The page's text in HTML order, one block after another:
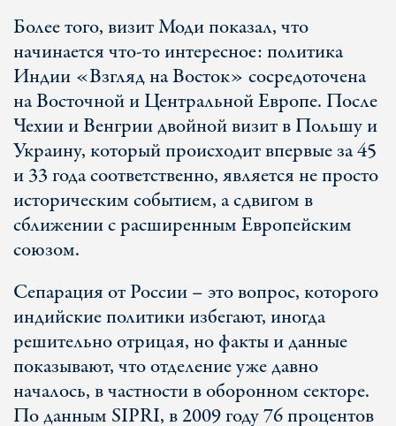
Более того, визит Моди показал, что
начинается что-то интересное: политика
Индии «Взгляд на Восток» сосредоточена
на Восточной и Центральной Европе. После
Чехии и Венгрии двойной визит в Польшу и
Украину, который происходит впервые за 45
и 33 года соответственно, является не просто
историческим событием, а сдвигом в
сближении с расширенным Европейским
союзом.
Сепарация от России – это вопрос, которого
индийские политики избегают, иногда
решительно отрицая, но факты и данные
показывают, что отделение уже давно
началось, в частности в оборонном секторе.
По данным SIPRI, в 2009 году 76 процентов